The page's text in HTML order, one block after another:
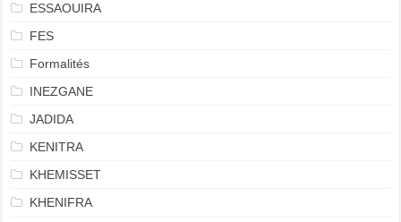
ESSAOUIRA
FES
Formalités
INEZGANE
JADIDA
KENITRA
KHEMISSET
KHENIFRA